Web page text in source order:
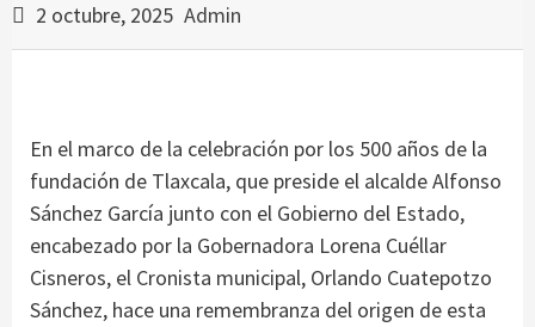
2 octubre, 2025 Admin
En el marco de la celebración por los 500 años de la
fundación de Tlaxcala, que preside el alcalde Alfonso
Sánchez García junto con el Gobierno del Estado,
encabezado por la Gobernadora Lorena Cuéllar
Cisneros, el Cronista municipal, Orlando Cuatepotzo
Sánchez, hace una remembranza del origen de esta